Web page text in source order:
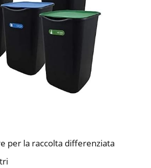
per la raccolta differenziata